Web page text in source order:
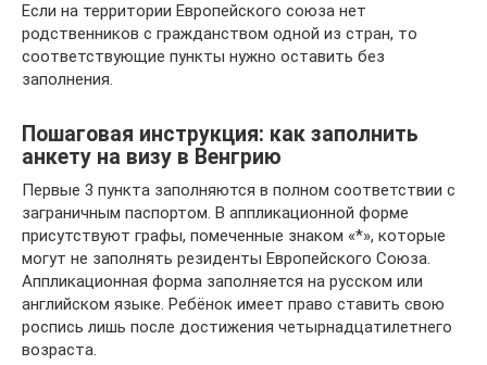
Если на территории Европейского союза нет
родственников с гражданством одной из стран, то
соответствующие пункты нужно оставить без
заполнения.
Пошаговая инструкция: как заполнить
анкету на визу в Венгрию
Первые 3 пункта заполняются в полном соответствии с
заграничным паспортом. В аппликационной форме
присутствуют графы, помеченные знаком «*», которые
могут не заполнять резиденты Европейского Союза.
Аппликационная форма заполняется на русском или
английском языке. Ребёнок имеет право ставить свою
роспись лишь после достижения четырнадцатилетнего
возраста.